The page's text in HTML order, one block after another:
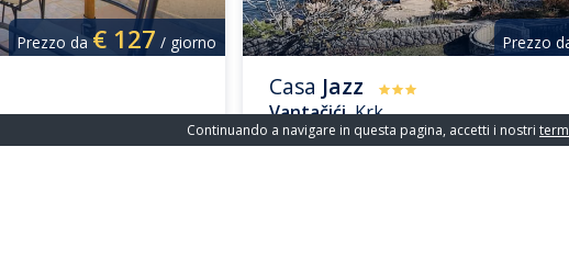
Prezzo da € 127 / giorno
Piscina: No
Prezzo
Casa Jazz
Vantačići, Krk
Ospiti: 6
Continuando a navigare in questa pagina, accetti i nostri